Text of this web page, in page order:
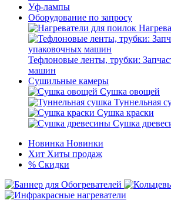
Уф-лампы
Оборудование по запросу
Тефлоновые ленты, трубки:
машин
Сушильные камеры
Сушка овощей
Туннельная
Сушка краски
Сушка
Новинка Новинки
Хит Хиты продаж
% Скидки